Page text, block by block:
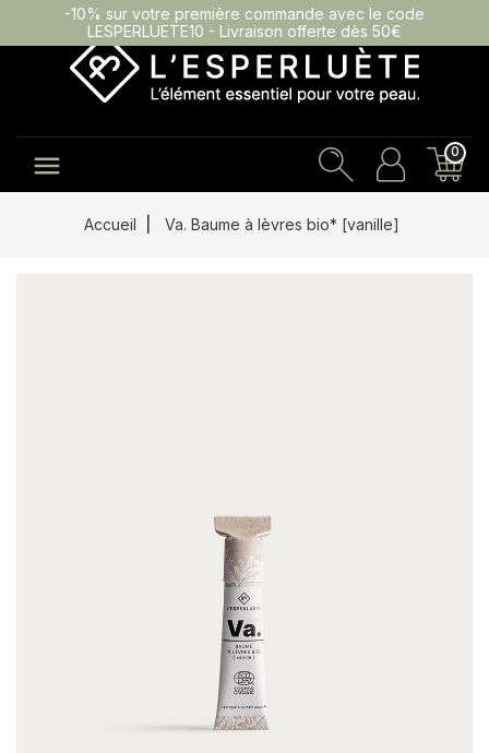
 0
Accueil Va. Baume à lèvres bio* [vanille]
-10% sur votre première commande avec le code
LESPERLUETE10 - Livraison offerte dès 50€